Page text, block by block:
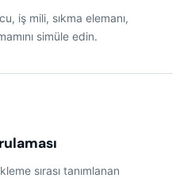
iş mili, sıkma elemanı,
simüle edin.
sırası tanımlanan